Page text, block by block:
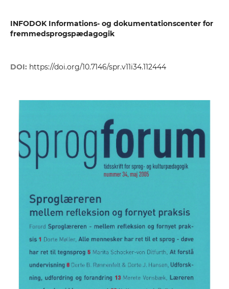
INFODOK Informations- og dokumentationscenter for
fremmedsprogspædagogik
DOI: https://doi.org/10.7146/spr.v11i34.112444